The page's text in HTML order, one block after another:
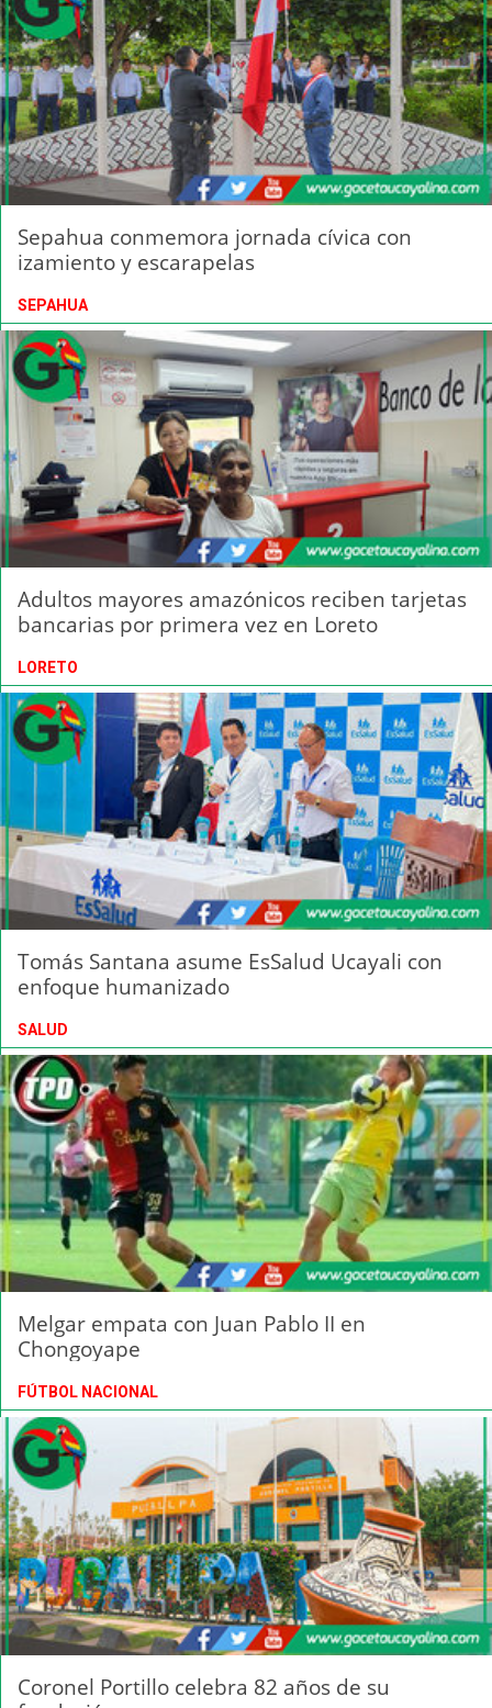
Sepahua conmemora jornada cívica con
izamiento y escarapelas
SEPAHUA
Adultos mayores amazónicos reciben tarjetas
bancarias por primera vez en Loreto
LORETO
Tomás Santana asume EsSalud Ucayali con
enfoque humanizado
SALUD
Melgar empata con Juan Pablo II en
Chongoyape
FÚTBOL NACIONAL
Coronel Portillo celebra 82 años de su